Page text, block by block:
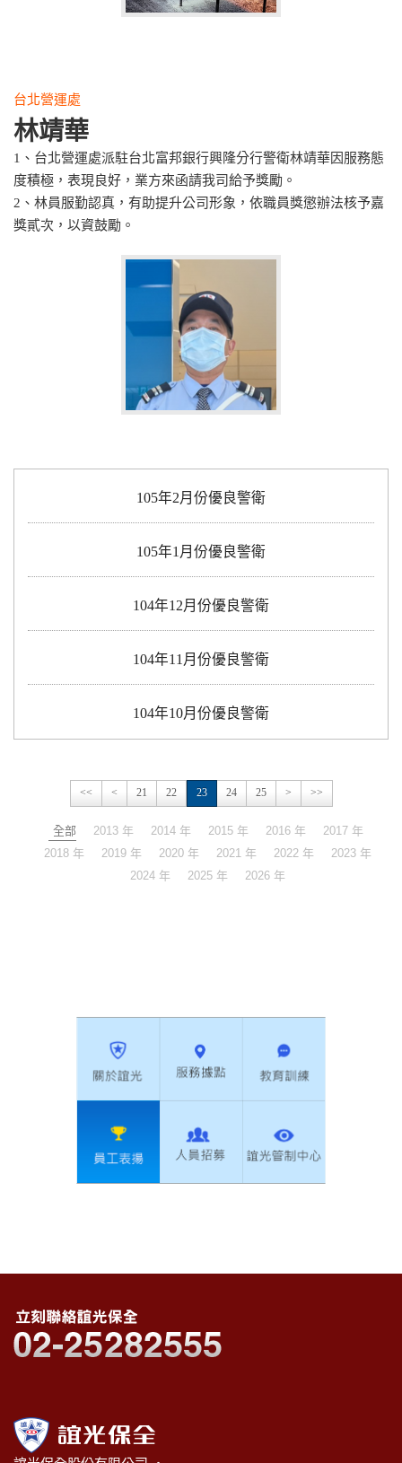
105年2月份優良警衛
105年1月份優良警衛
104年12月份優良警衛
104年11月份優良警衛
104年10月份優良警衛
<< < 21 22 23 24 25 > >>
全部 2013 年 2014 年 2015 年 2016 年
2017 年
2018 年
2019 年 2020 年 2021 年 2022 年
2023 年
2024 年
2025 年 2026 年
台北營運處
林靖華
1、台北營運處派駐台北富邦銀行興隆分行警衛林靖華因服務態
度積極，表現良好，業方來函請我司給予獎勵。
2、林員服勤認真，有助提升公司形象，依職員獎懲辦法核予嘉
獎貳次，以資鼓勵。